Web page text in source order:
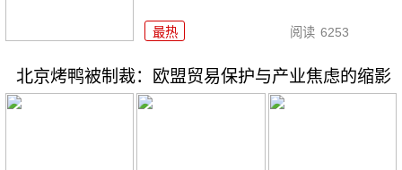
最热 阅读 6253
北京烤鸭被制裁：欧盟贸易保护与产业焦虑的缩影